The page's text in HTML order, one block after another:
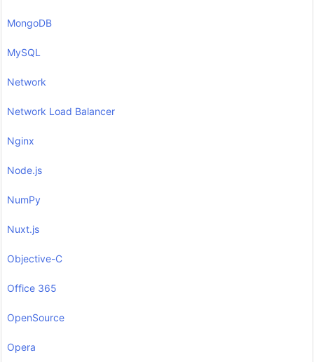
MongoDB
MySQL
Network
Network Load Balancer
Nginx
Node.js
NumPy
Nuxt.js
Objective-C
Office 365
OpenSource
Opera